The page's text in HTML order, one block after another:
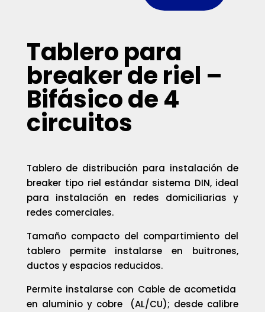
Tablero para
breaker de riel –
Bifásico de 4
circuitos
Tablero de distribución para instalación de
breaker tipo riel estándar sistema DIN, ideal
para instalación en redes domiciliarias y
redes comerciales.
Tamaño compacto del compartimiento del
tablero permite instalarse en buitrones,
ductos y espacios reducidos.
Permite instalarse con Cable de acometida
en aluminio y cobre (AL/CU); desde calibre